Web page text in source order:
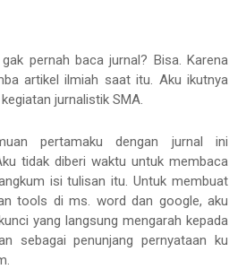
pernah baca jurnal? Bisa. Karena
artikel ilmiah saat itu. Aku ikutnya
jurnalistik SMA.
pertamaku dengan jurnal ini
tidak diberi waktu untuk membaca
isi tulisan itu. Untuk membuat
tools di ms. word dan google, aku
yang langsung mengarah kepada
sebagai penunjang pernyataan ku